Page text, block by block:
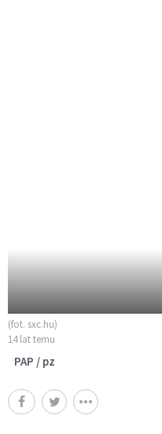
(fot. sxc.hu)
14 lat temu
PAP / pz